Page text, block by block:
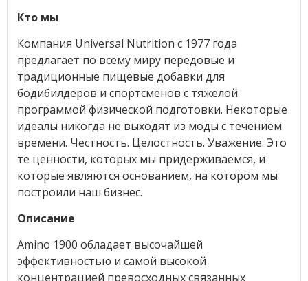
Кто мы
Компания Universal Nutrition с 1977 года
предлагает по всему миру передовые и
традиционные пищевые добавки для
бодибилдеров и спортсменов с тяжелой
программой физической подготовки. Некоторые
идеалы никогда не выходят из моды с течением
времени. Честность. Целостность. Уважение. Это
те ценности, которых мы придерживаемся, и
которые являются основанием, на котором мы
построили наш бизнес.
Описание
Amino 1900 обладает высочайшей
эффективностью и самой высокой
концентрацией превосходных связанных